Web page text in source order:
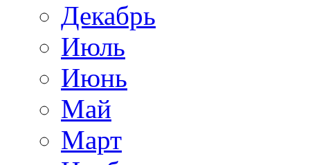
Декабрь
Июль
Июнь
Май
Март